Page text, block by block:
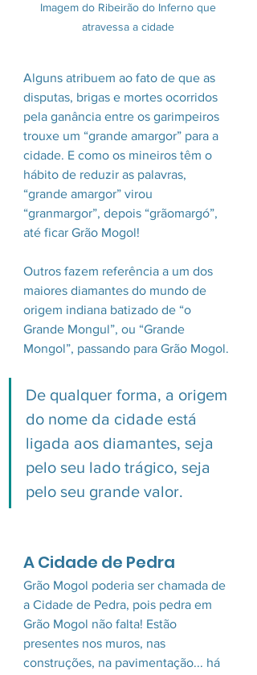
Imagem do Ribeirão do Inferno que
atravessa a cidade
Alguns atribuem ao fato de que as
disputas, brigas e mortes ocorridos
pela ganância entre os garimpeiros
trouxe um “grande amargor” para a
cidade. E como os mineiros têm o
hábito de reduzir as palavras,
“grande amargor” virou
“granmargor”, depois “grãomargó”,
até ficar Grão Mogol!
Outros fazem referência a um dos
maiores diamantes do mundo de
origem indiana batizado de “o
Grande Mongul”, ou “Grande
Mongol”, passando para Grão Mogol.
De qualquer forma, a origem
do nome da cidade está
ligada aos diamantes, seja
pelo seu lado trágico, seja
pelo seu grande valor.
A Cidade de Pedra
Grão Mogol poderia ser chamada de
a Cidade de Pedra, pois pedra em
Grão Mogol não falta! Estão
presentes nos muros, nas
construções, na pavimentação... há